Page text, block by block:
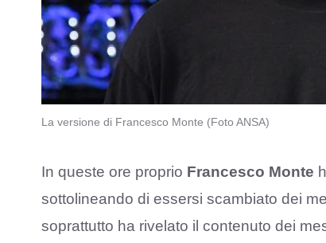
La versione di Francesco Monte (Foto ANSA)
In queste ore proprio Francesco Monte
sottolineando di essersi scambiato dei
soprattutto ha rivelato il contenuto dei